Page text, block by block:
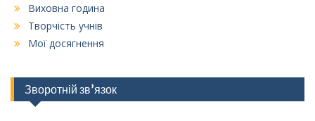
Виховна година
Творчість учнів
Мої досягнення
Зворотній зв’язок